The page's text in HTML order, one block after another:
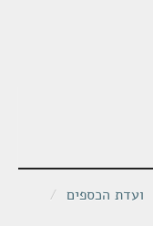
ועדת הכספים /